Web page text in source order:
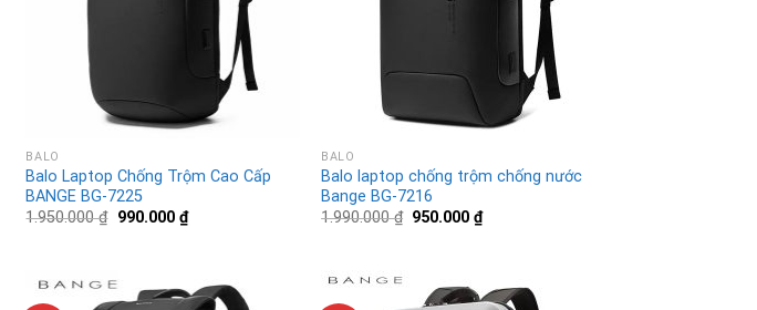
BALO
Balo Laptop Chống Trộm Cao Cấp
BANGE BG-7225
1.950.000₫ 990.000 ₫
BALO
Balo laptop chống trộm chống nước
Bange BG-7216
1.990.000₫ 950.000₫